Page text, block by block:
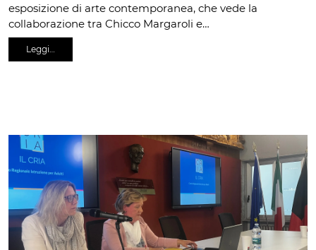
esposizione di arte contemporanea, che vede la
collaborazione tra Chicco Margaroli e…
Leggi…